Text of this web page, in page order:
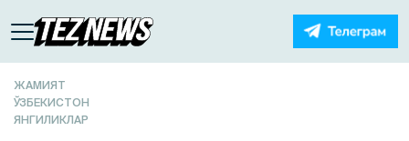
ЖАМИЯТ
ЎЗБЕКИСТОН
ЯНГИЛИКЛАР